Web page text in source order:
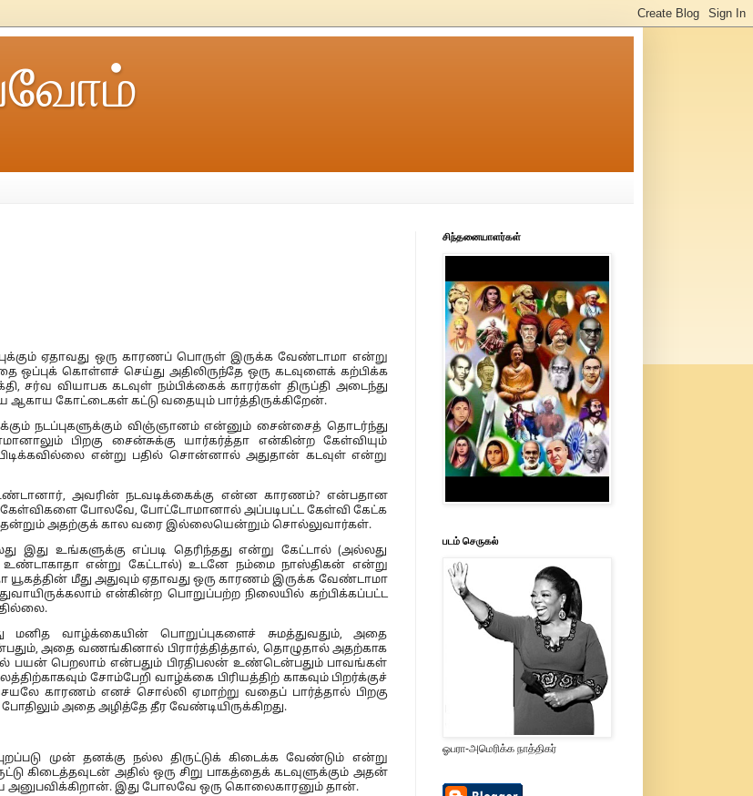
ஏதாவது ஒரு காரணப் பொருள் இருக்க வேண்டாமா என்று
ஒப்புக் கொள்ளச் செய்து அதிலிருந்தே ஒரு கடவுளைக் கற்பிக்க
சர்வ வியாபக கடவுள் நம்பிக்கைக் காரர்கள் திருப்தி அடைந்து
ஆகாய கோட்டைகள் கட்டு வதையும் பார்த்திருக்கிறேன்.
நடப்புகளுக்கும் விஞ்ஞானம் என்னும் சைன்சைத் தொடர்ந்து
பிறகு சைன்சுக்கு யார்கர்த்தா என்கின்ற கேள்வியும்
என்று பதில் சொன்னால் அதுதான் கடவுள் என்று
அவரின் நடவடிக்கைக்கு என்ன காரணம்? என்பதான
போலவே, போட்டோமானால் அப்படிபட்ட கேள்வி கேட்க
தென்றும் அதற்குக் கால வரை இல்லையென்றும் சொல்லுவார்கள்.
இது உங்களுக்கு எப்படி தெரிந்தது என்று கேட்டால் (அல்லது
என்று கேட்டால்) உடனே நம்மை நாஸ்திகன் என்று
மீது அதுவும் ஏதாவது ஒரு காரணம் இருக்க வேண்டாமா
என்கின்ற பொறுப்பற்ற நிலையில் கற்பிக்கப்பட்ட
மனித வாழ்க்கையின் பொறுப்புகளைச் சுமத்துவதும், அதை
அதை வணங்கினால் பிரார்த்தித்தால், தொழுதால் அதற்காக
பயன் பெறலாம் என்பதும் பிரதிபலன் உண்டென்பதும் பாவங்கள்
சோம்பேறி வாழ்க்கை பிரியத்திற் காகவும் பிறர்க்குச்
செயலே காரணம் எனச் சொல்லி ஏமாற்று வதைப் பார்த்தால் பிறகு
அதை அழித்தே தீர வேண்டியிருக்கிறது.
முன் தனக்கு நல்ல திருட்டுக் கிடைக்க வேண்டும் என்று
கிடைத்தவுடன் அதில் ஒரு சிறு பாகத்தைக் கடவுளுக்கும் அதன்
அனுபவிக்கிறான். இது போலவே ஒரு கொலைகாரனும் தான்.
சிந்தனையாளர்கள்
படம் செருகல்
ஓபரா-அமெரிக்க நாத்திகர்